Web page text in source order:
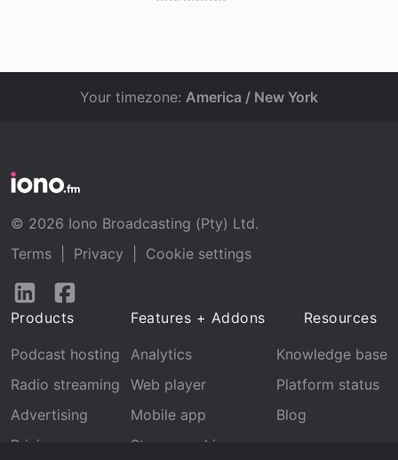
Your timezone: America / New York
© 2026 Iono Broadcasting (Pty) Ltd.
Terms
Privacy
Cookie settings
Follow
LinkedInFacebook
Products
Podcast hosting
Radio streaming
Advertising
Pricing
Features + Addons
Analytics
Web player
Mobile app
Stream archive
Resources
Knowledge base
Platform status
Blog